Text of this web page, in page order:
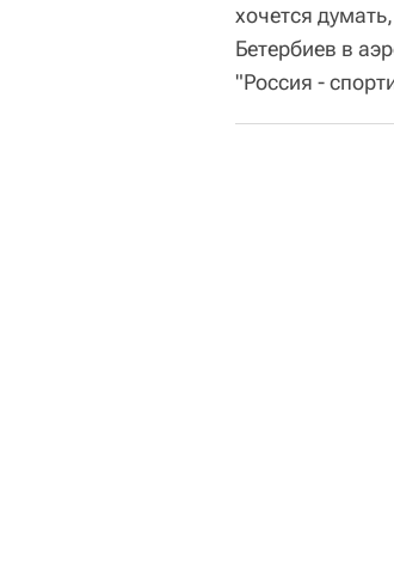
хочется
Бетербиев в
"Россия -